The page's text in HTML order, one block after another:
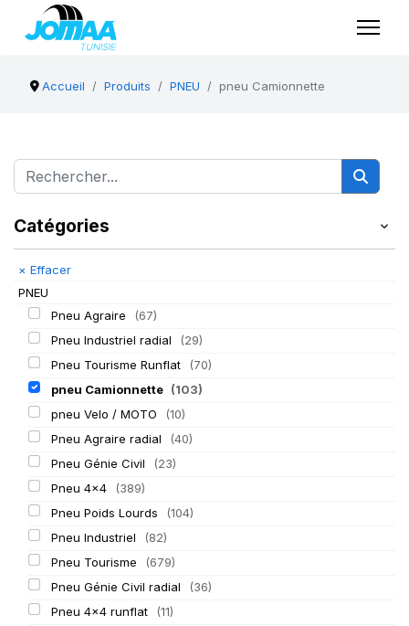
Accueil Produits PNEU pneu Camionnette
Catégories
× Effacer
PNEU
Pneu Agraire
(67)
Pneu Industriel radial
(29)
Pneu Tourisme Runflat
(70)
pneu Camionnette (103)
pneu Velo / MOTO
(10)
Pneu Agraire radial
(40)
Pneu Génie Civil
(23)
Pneu 4x4
(389)
Pneu Poids Lourds
(104)
Pneu Industriel
(82)
Pneu Tourisme
(679)
Pneu Génie Civil radial
(36)
Pneu 4x4 runflat
(11)